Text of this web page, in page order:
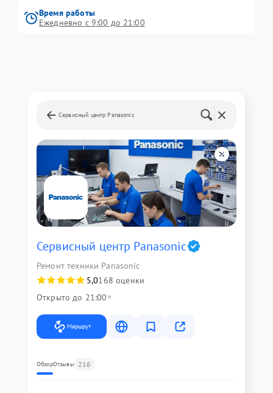
Время работы
Ежедневно с 9:00 до 21:00
Сервисный центр Panasonic
Сервисный центр Panasonic
Ремонт техники Panasonic
5,0168 оценки
Открыто до 21:00
Маршрут
ОбзорОтзывы 216